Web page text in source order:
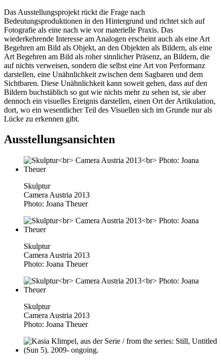
Das Ausstellungsprojekt rückt die Frage nach
Bedeutungsproduktionen in den Hintergrund und richtet sich auf
Fotografie als eine nach wie vor materielle Praxis. Das
wiederkehrende Interesse am Analogen erscheint auch als eine Art
Begehren am Bild als Objekt, an den Objekten als Bildern, als eine
Art Begehren am Bild als roher sinnlicher Präsenz, an Bildern, die
auf nichts verweisen, sondern die selbst eine Art von Performanz
darstellen, eine Unähnlichkeit zwischen dem Sagbaren und dem
Sichtbaren. Diese Unähnlichkeit kann soweit gehen, dass auf den
Bildern buchstäblich so gut wie nichts mehr zu sehen ist, sie aber
dennoch ein visuelles Ereignis darstellen, einen Ort der Artikulation,
dort, wo ein wesentlicher Teil des Visuellen sich im Grunde nur als
Lücke zu erkennen gibt.
Ausstellungsansichten
Skulptur
Camera Austria 2013
Photo: Joana Theuer
Skulptur
Camera Austria 2013
Photo: Joana Theuer
Skulptur
Camera Austria 2013
Photo: Joana Theuer